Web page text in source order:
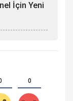
İçin Yeni
0